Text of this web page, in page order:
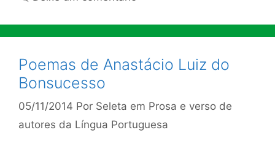
Poemas de Anastácio Luiz do
Bonsucesso
05/11/2014 Por Seleta em Prosa e verso de
autores da Língua Portuguesa